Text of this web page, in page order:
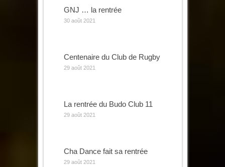
GNJ … la rentrée
30 août 2021
Centenaire du Club de Rugby
29 août 2021
La rentrée du Budo Club 11
29 août 2021
Cha Dance fait sa rentrée
29 août 2021